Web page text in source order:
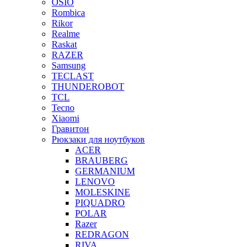
OSIO
Rombica
Rikor
Realme
Raskat
RAZER
Samsung
TECLAST
THUNDEROBOT
TCL
Tecno
Xiaomi
Гравитон
Рюкзаки для ноутбуков
ACER
BRAUBERG
GERMANIUM
LENOVO
MOLESKINE
PIQUADRO
POLAR
Razer
REDRAGON